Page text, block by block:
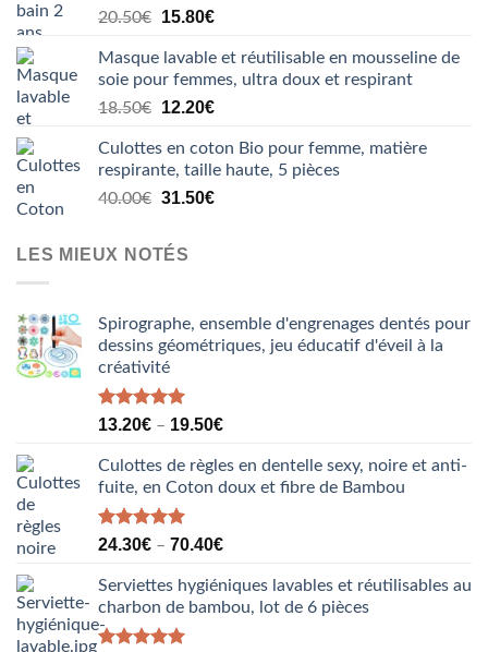
20.50€
Le
initial
était :
20.50€.
15.80€Le
actuel
est :
15.80€.
Masque lavable et réutilisable en mousseline de
soie pour femmes, ultra doux et respirant
18.50€
Le
initial
était :
18.50€.
12.20€Le
actuel
est :
12.20€.
Culottes en coton Bio pour femme, matière
respirante, taille haute, 5 pièces
40.00€ Le
initial
était :
31.50€Le
LES MIEUX NOTÉS
Spirographe, ensemble d'engrenages dentés pour
dessins géométriques, jeu éducatif d'éveil à la
créativité
Note5.00
13.20€ – 19.50€
Culottes de règles en dentelle sexy, noire et anti-
fuite, en Coton doux et fibre de Bambou
Note5.00
24.30€ – 70.40€
Serviettes hygiéniques lavables et réutilisables au
charbon de bambou, lot de 6 pièces